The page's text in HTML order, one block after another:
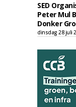
SED
Peter Mul
Donker
dinsdag 28 juli